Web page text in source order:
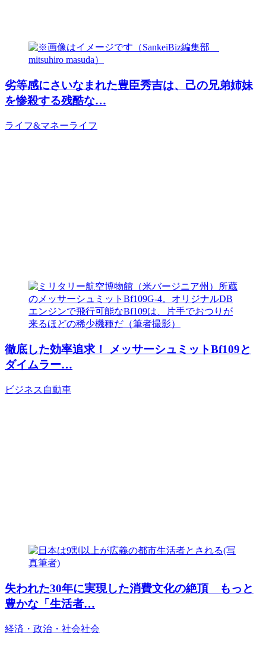
劣等感にさいなまれた豊臣秀吉は、己の兄弟姉妹
を惨殺する残酷な…
ライフ&マネーライフ
徹底した効率追求！ メッサーシュミットBf109と
ダイムラー…
ビジネス 自動車
失われた30年に実現した消費文化の絶頂 もっと
豊かな「生活者…
経済・政治・社会社会